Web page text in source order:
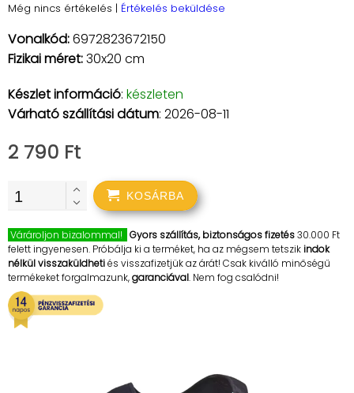
Még nincs értékelés | Értékelés beküldése
Vonalkód:6972823672150
Fizikai méret:30x20 cm
Készlet információ: készleten
Várható szállítási dátum: 2026-08-11
2 790 Ft
KOSÁRBA
Várároljon bizalommal! Gyors szállítás, biztonságos fizetés30.000 Ft
felett ingyenesen. Próbálja ki a terméket, ha az mégsem tetszikindok
nélkül visszaküldhetiés visszafizetjük az árát! Csak kiválló minőségű
termékeket forgalmazunk,garanciával. Nem fog csalódni!